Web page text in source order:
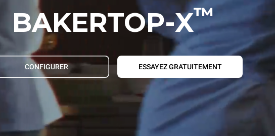
BAKERTOP-X™
CONFIGURER ESSAYEZ GRATUITEMENT